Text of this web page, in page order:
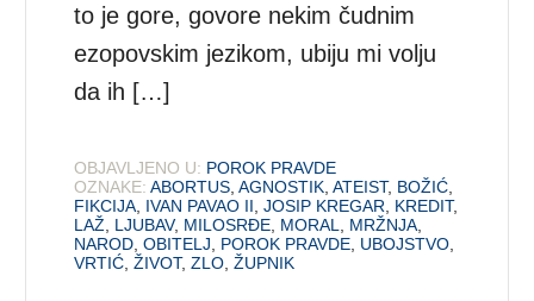
to je gore, govore nekim čudnim
ezopovskim jezikom, ubiju mi volju
da ih […]
OBJAVLJENO U: POROK PRAVDE
OZNAKE: ABORTUS ,AGNOSTIK ,ATEIST, BOŽIĆ
FIKCIJA IVAN PAVAO II ,JOSIP KREGAR KREDIT,
LAŽ
LJUBAV, MILOSRĐE MORAL MRŽNJA
NAROD ,OBITELJ POROK PRAVDE UBOJSTVO
VRTIĆ ,ŽIVOT,ZLO ,ŽUPNIK